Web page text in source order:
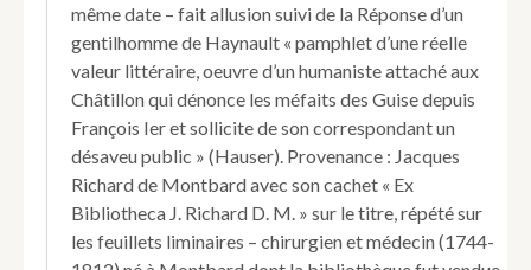
deuxième
et
Charles
neuvième,
contenus
la
responce
faite
par
un
même date – fait allusion suivi de la Réponse d’un
gentilhomme de Haynault « pamphlet d’une réelle
valeur littéraire, oeuvre d’un humaniste attaché aux
Châtillon qui dénonce les méfaits des Guise depuis
François Ier et sollicite de son correspondant un
désaveu public » (Hauser). Provenance : Jacques
Richard de Montbard avec son cachet « Ex
Bibliotheca J. Richard D. M. » sur le titre, répété sur
les feuillets liminaires – chirurgien et médecin (1744-